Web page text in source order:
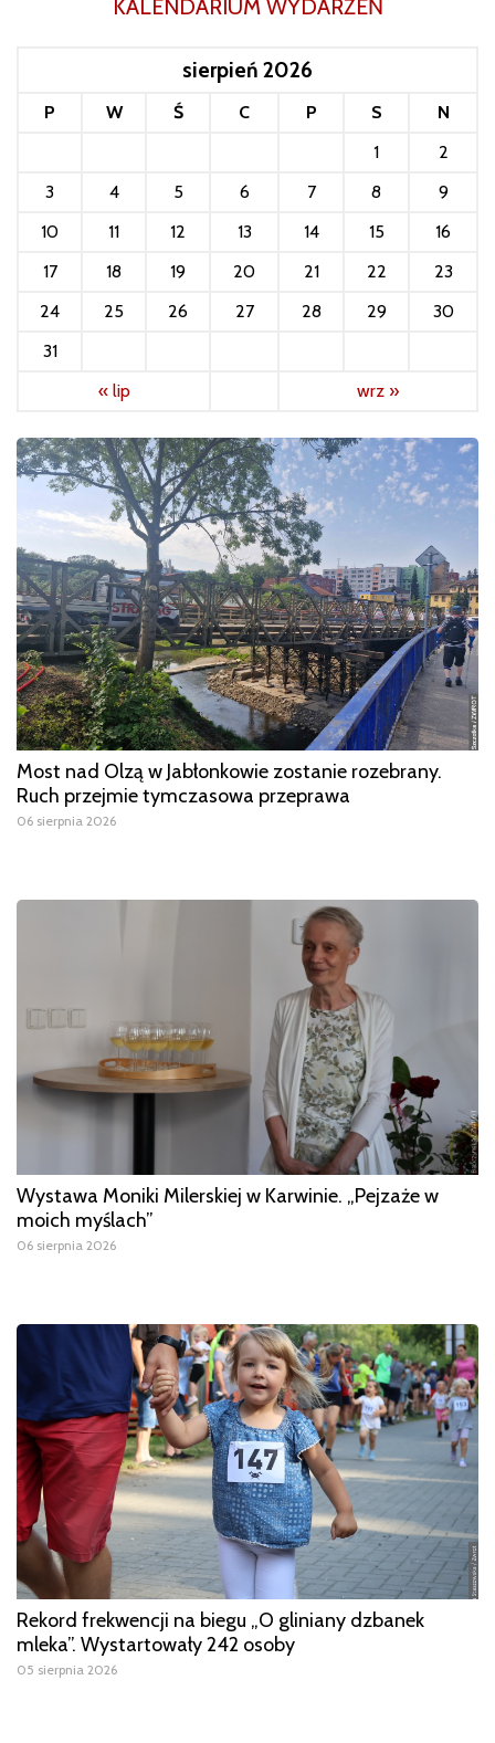
KALENDARIUM WYDARZEŃ
sierpień 2026
P W Ś C P S
N
1
2
3
4 5 6 7 8
9
10
11 12 13 14 15
16
17
18 19 20 21 22
23
24
25 26 27 28 29
30
31
« lip
wrz »
Most nad Olzą w Jabłonkowie zostanie rozebrany.
Ruch przejmie tymczasowa przeprawa
06 sierpnia 2026
Wystawa Moniki Milerskiej w Karwinie. „Pejzaże w
moich myślach”
06 sierpnia 2026
Rekord frekwencji na biegu „O gliniany dzbanek
mleka”. Wystartowały 242 osoby
05 sierpnia 2026